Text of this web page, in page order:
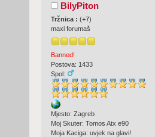
BilyPiton
Tržnica : (+7)
maxi forumaš
Banned!
Postova: 1433
Spol:
Mjesto: Zagreb
Moj Skuter: Tomos Atx e90
Moja Kaciga: uvjek na glavi!